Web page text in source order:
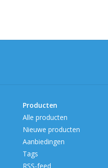
Producten
Alle producten
Nieuwe producten
Aanbiedingen
Tags
RSS-feed